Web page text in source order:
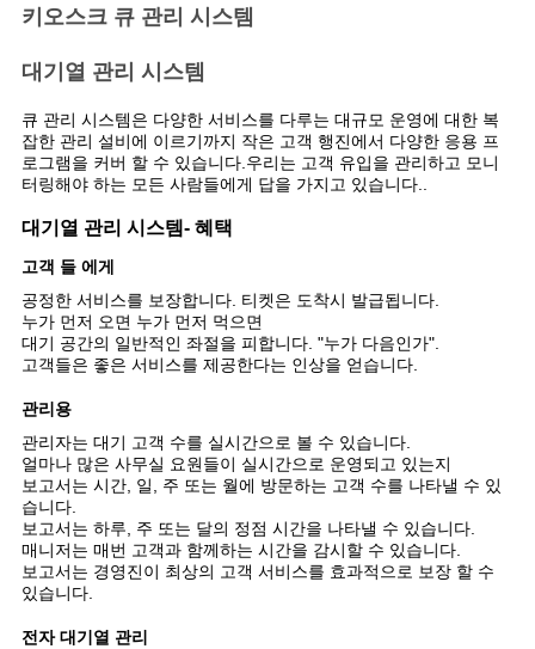
회
를
요
청
하
다
사
이
트
맵
PRIVACY
POLICY
키오스크 큐 관리 시스템
대기열 관리 시스템
큐 관리 시스템은 다양한 서비스를 다루는 대규모 운영에 대한 복
잡한 관리 설비에 이르기까지 작은 고객 행진에서 다양한 응용 프
로그램을 커버 할 수 있습니다.우리는 고객 유입을 관리하고 모니
터링해야 하는 모든 사람들에게 답을 가지고 있습니다..
대기열 관리 시스템- 혜택
고객 들 에게
공정한 서비스를 보장합니다. 티켓은 도착시 발급됩니다.
누가 먼저 오면 누가 먼저 먹으면
대기 공간의 일반적인 좌절을 피합니다. "누가 다음인가".
고객들은 좋은 서비스를 제공한다는 인상을 얻습니다.
관리용
관리자는 대기 고객 수를 실시간으로 볼 수 있습니다.
얼마나 많은 사무실 요원들이 실시간으로 운영되고 있는지
보고서는 시간, 일, 주 또는 월에 방문하는 고객 수를 나타낼 수 있
습니다.
보고서는 하루, 주 또는 달의 정점 시간을 나타낼 수 있습니다.
매니저는 매번 고객과 함께하는 시간을 감시할 수 있습니다.
보고서는 경영진이 최상의 고객 서비스를 효과적으로 보장 할 수
있습니다.
전자 대기열 관리